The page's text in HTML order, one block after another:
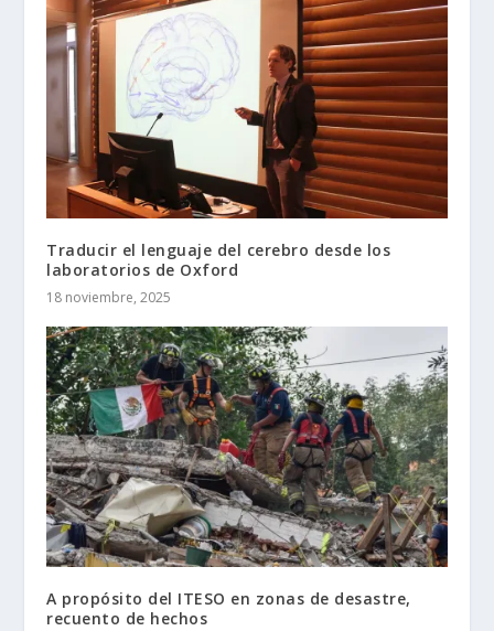
Traducir el lenguaje del cerebro desde los
laboratorios de Oxford
18 noviembre, 2025
A propósito del ITESO en zonas de desastre,
recuento de hechos